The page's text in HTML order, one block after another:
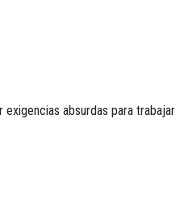
absurdas para trabajar